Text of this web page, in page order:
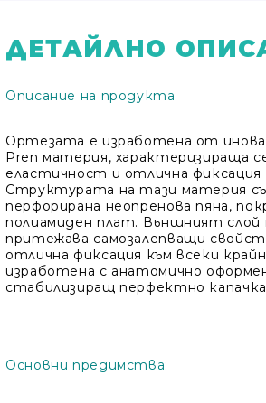
ДЕТАЙЛНО
Описание на продукта
Ортезата е изработена от
Pren материя, характеризираща
еластичност и отлична фиксация
Структурата на тази материя
перфорирана неопренова пяна,
полиамиден плат. Външният
притежава самозалепващи
отлична фиксация към всеки
изработена с анатомично
стабилизиращ перфектно
Основни предимства: